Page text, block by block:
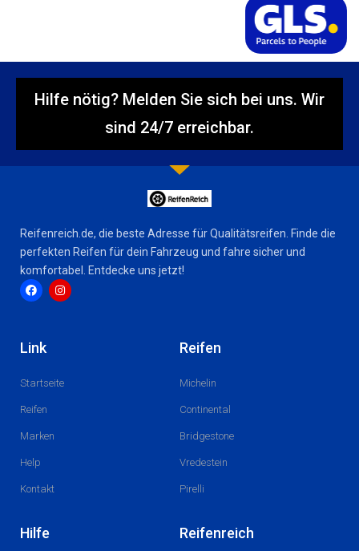
Hilfe nötig? Melden Sie sich bei uns. Wir
sind 24/7 erreichbar.
Reifenreich.de, die beste Adresse für Qualitätsreifen. Finde die
perfekten Reifen für dein Fahrzeug und fahre sicher und
komfortabel. Entdecke uns jetzt!
c
e
o r
Link
Startseite
Reifen
Marken
Help
Kontakt
Reifen
Michelin
Continental
Bridgestone
Vredestein
Pirelli
Hilfe Reifenreich